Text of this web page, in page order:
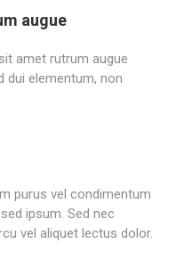
augue
amet rutrum augue
dui elementum, non
purus vel condimentum
ipsum. Sed nec
vel aliquet lectus dolor.